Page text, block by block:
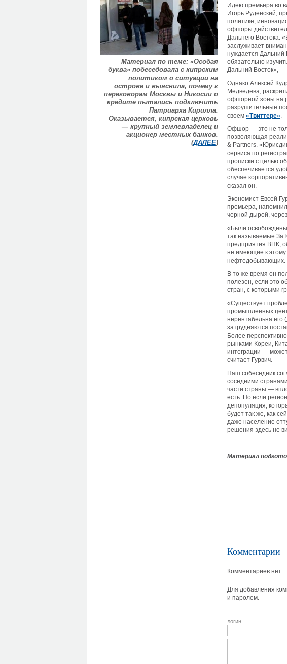
Материал по теме: «Особая
буква» побеседовала с кипрским
политиком о ситуации на
острове и выяснила, почему к
переговорам Москвы и Никосии о
кредите пытались подключить
Патриарха Кирилла.
Оказывается, кипрская церковь
— крупный землевладелец и
акционер местных банков.
(ДАЛЕЕ)
Идею премьера во
Игорь Руденский,
политике,
офшоры
Дальнего Востока.
заслуживает
нуждается Дальний
обязательно
Дальний Восток», —
Однако Алексей
Медведева,
офшорной зоны на
разрушительные
своем «Твиттере».
Офшор — это не
позволяющая
& Partners.
сервиса по
прописки с целью
обеспечивается
случае
сказал он.
Экономист Евсей
премьера,
черной дырой,
«Были
так называемые
предприятия ВПК,
не имеющие к
нефтедобывающих.
В то же время он
полезен, если это
стран, с которыми
«Существует
промышленных
нерентабельна
затрудняются
Более
рынками Кореи,
интеграции —
считает Гурвич.
Наш собеседник
соседними
части страны —
есть. Но если
депопуляция,
будет так же, как
даже население
решения здесь не
Материал
Комментарии
Комментариев нет.
Для добавления
и паролем.
логин